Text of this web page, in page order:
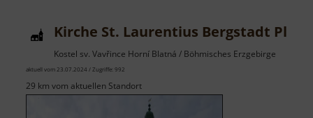
Kirche St. Laurentius Bergstadt
Kostel sv. Vavřince Horní Blatná / Böhmisches Erzgebirge
aktuell vom 23.07.2024 / Zugriffe: 992
29 km vom aktuellen Standort